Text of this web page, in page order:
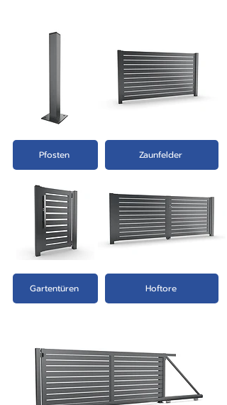
Pfosten Zaunfelder
Gartentüren Hoftore